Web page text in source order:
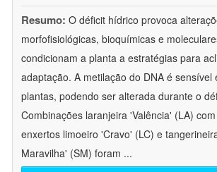
Resumo: O déficit hídrico provoca
morfofisiológicas, bioquímicas e
condicionam a planta a estratégias para
adaptação. A metilação do DNA é sensível
plantas, podendo ser alterada durante o
Combinações laranjeira 'Valência' (LA)
enxertos limoeiro 'Cravo' (LC) e
Maravilha' (SM) foram ...